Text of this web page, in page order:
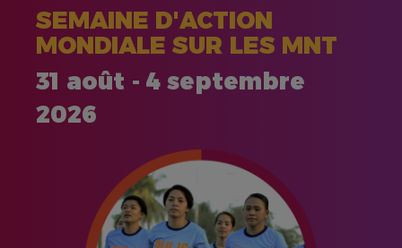
SEMAINE D'ACTION
MONDIALE SUR LES MNT
31 août - 4 septembre
2026